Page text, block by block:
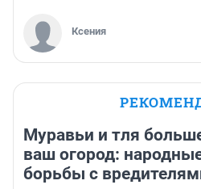
Ксения
Муравьи и тля
ваш огород:
борьбы с